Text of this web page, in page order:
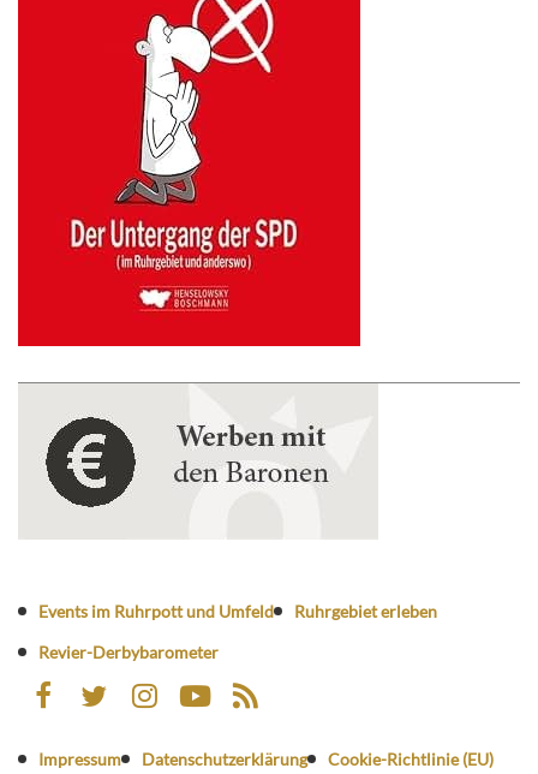
Events im Ruhrpott und Umfeld
Ruhrgebiet erleben
Revier-Derbybarometer
Impressum Datenschutzerklärung Cookie-Richtlinie (EU)